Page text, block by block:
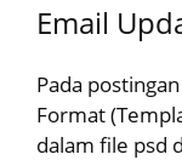
Email
Pada
Format
dalam file psd